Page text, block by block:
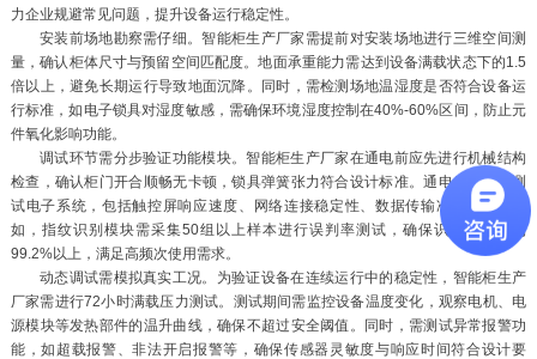
力企业规避常见问题，提升设备运行稳定性。
安装前场地勘察需仔细。智能柜生产厂家需提前对安装场地进行三维空间测
量，确认柜体尺寸与预留空间匹配度。地面承重能力需达到设备满载状态下的1.5
倍以上，避免长期运行导致地面沉降。同时，需检测场地温湿度是否符合设备运
行标准，如电子锁具对湿度敏感，需确保环境湿度控制在40%-60%区间，防止元
件氧化影响功能。
调试环节需分步验证功能模块。智能柜生产厂家在通电前应先进行机械结构
检查，确认柜门开合顺畅无卡顿，锁具弹簧张力符合设计标准。通电后需逐项测
试电子系统，包括触控屏响应速度、网络连接稳定性、数据传输准确性等。例
如，指纹识别模块需采集50组以上样本进行误判率测试，确保识别精度达到
99.2%以上，满足高频次使用需求。
动态调试需模拟真实工况。为验证设备在连续运行中的稳定性，智能柜生产
厂家需进行72小时满载压力测试。测试期间需监控设备温度变化，观察电机、电
源模块等发热部件的温升曲线，确保不超过安全阈值。同时，需测试异常报警功
能，如超载报警、非法开启报警等，确保传感器灵敏度与响应时间符合设计要